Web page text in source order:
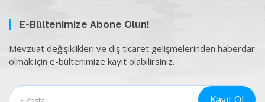
E-Bültenimize Abone Olun!
Mevzuat değişiklikleri ve dış ticaret gelişmelerinden haberdar
olmak için e-bültenimize kayıt olabilirsiniz.